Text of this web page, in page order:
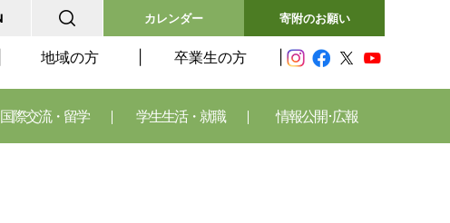
カレンダー 寄附のお願い
地域の方 卒業生の方
国際交流・留学 学生生活・就職 情報公開･広報